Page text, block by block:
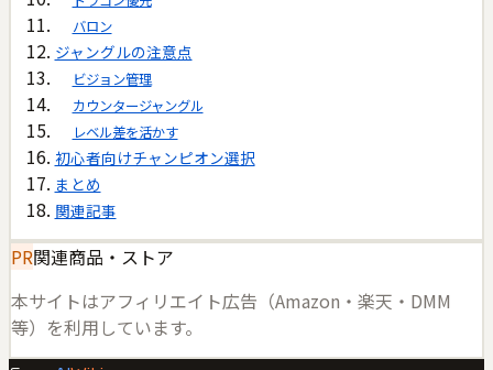
バロン
ジャングルの注意点
ビジョン管理
カウンタージャングル
レベル差を活かす
初心者向けチャンピオン選択
まとめ
関連記事
PR関連商品・ストア
本サイトはアフィリエイト広告（Amazon・楽天・DMM
等）を利用しています。